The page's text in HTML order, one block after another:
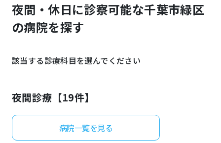
花粉症
感染症
お知らせ
よくあるご質問
夜間・休日に診察可能な千葉市緑区
の病院を探す
該当する診療科目を選んでください
夜間診療【19件】
病院一覧を見る